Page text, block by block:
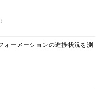
ォーメーションの進捗状況を測